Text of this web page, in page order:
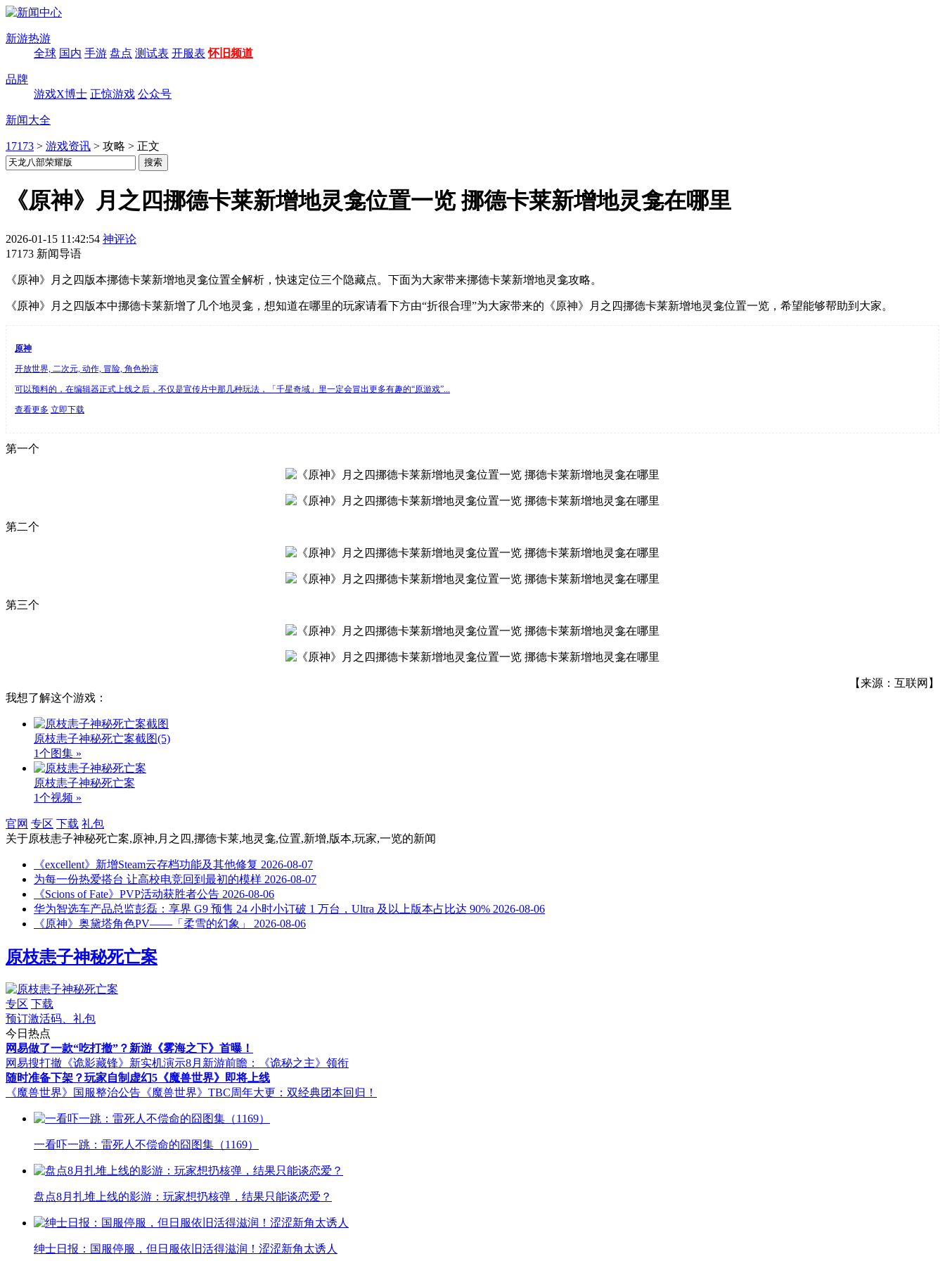
新游热游
全球 国内 手游 盘点 测试表 开服表 怀旧频道
品牌
游戏X博士 正惊游戏 公众号
新闻大全
17173 > 游戏资讯 > 攻略 > 正文
《原神》月之四挪德卡莱新增地灵龛位置一览 挪德卡莱新增地灵龛在哪里
2026-01-15 11:42:54 神评论
17173 新闻导语
《原神》月之四版本挪德卡莱新增地灵龛位置全解析，快速定位三个隐藏点。下面为大家带来挪德卡莱新增地灵龛攻略。
《原神》月之四版本中挪德卡莱新增了几个地灵龛，想知道在哪里的玩家请看下方由“折很合理”为大家带来的《原神》月之四挪德卡莱新增地灵龛位置一览，希望能够帮助到大家。
原神
开放世界, 二次元, 动作, 冒险, 角色扮演
可以预料的，在编辑器正式上线之后，不仅是宣传片中那几种玩法，「千星奇域」里一定会冒出更多有趣的“原游戏”...
查看更多 立即下载
第一个
第二个
第三个
【来源：互联网】
我想了解这个游戏：
原枝恚子神秘死亡案截图(5)
1个图集 »
原枝恚子神秘死亡案
1个视频 »
官网 专区 下载 礼包
关于原枝恚子神秘死亡案,原神,月之四,挪德卡莱,地灵龛,位置,新增,版本,玩家,一览的新闻
《excellent》新增Steam云存档功能及其他修复 2026-08-07
为每一份热爱搭台 让高校电竞回到最初的模样 2026-08-07
《Scions of Fate》PVP活动获胜者公告 2026-08-06
华为智选车产品总监彭磊：享界 G9 预售 24 小时小订破 1 万台，Ultra 及以上版本占比达 90% 2026-08-06
《原神》奥黛塔角色PV——「柔雪的幻象」
2026-08-06
原枝恚子神秘死亡案
专区 下载
预订激活码、礼包
今日热点
网易做了一款“吃打撤”？新游《雾海之下》首曝！
网易搜打撤《诡影藏锋》新实机演示8月新游前瞻：《诡秘之主》领衔
随时准备下架？玩家自制虚幻5《魔兽世界》即将上线
《魔兽世界》国服整治公告 《魔兽世界》TBC周年大更：双经典团本回归！
一看吓一跳：雷死人不偿命的囧图集（1169）
盘点8月扎堆上线的影游：玩家想扔核弹，结果只能谈恋爱？
绅士日报：国服停服，但日服依旧活得滋润！涩涩新角太诱人